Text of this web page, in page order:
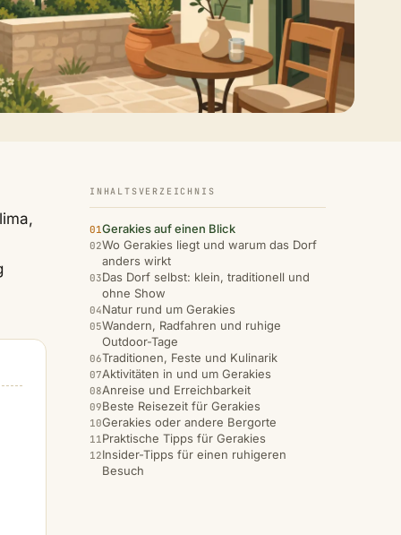
INHALTSVERZEICHNIS
Gerakies auf einen Blick
Wo Gerakies liegt und warum das Dorf
anders wirkt
Das Dorf selbst: klein, traditionell und
ohne Show
Natur rund um Gerakies
Wandern, Radfahren und ruhige
Outdoor-Tage
Traditionen, Feste und Kulinarik
Aktivitäten in und um Gerakies
Anreise und Erreichbarkeit
Beste Reisezeit für Gerakies
Gerakies oder andere Bergorte
Praktische Tipps für Gerakies
Insider-Tipps für einen ruhigeren
Besuch